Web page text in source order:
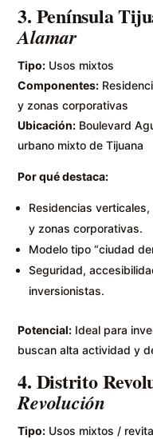
3. Península
Alamar
Tipo: Usos mixtos
Componentes:
y zonas corporativas
Ubicación: Boulevard
urbano mixto de Tijuana
Por qué destaca:
Residencias
y zonas corporativas.
Modelo tipo “ciudad
Seguridad,
inversionistas.
Potencial: Ideal para
buscan alta actividad y
4. Distrito
Revolución
Tipo: Usos mixtos /